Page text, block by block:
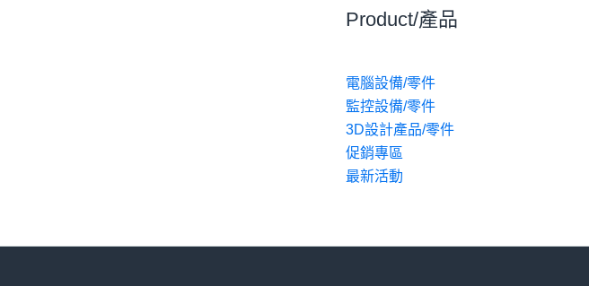
Product/產品
電腦設備/零件
監控設備/零件
3D設計產品/零件
促銷專區
最新活動